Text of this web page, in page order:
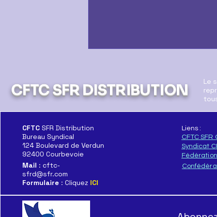
Le Démantèlement c'est
CFTC SFR DISTRIBUTION
Le
CFTC SFR Distribution
Bureau Syndical
124 Boulevard de Verdun
92400 Courbevoie
Mail : cftc-
sfrd@sfr.com
Formulaire : Cliquez ICI
Liens :
CFTC SFR
Syndicat